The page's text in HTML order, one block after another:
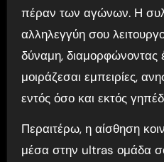
πέραν των αγώνων. Η
αλληλεγγύη σου
δύναμη,
μοιράζεσαι εμπειρίες,
εντός όσο και εκτός
Περαιτέρω, η αίσθηση
μέσα στην ultras ομάδα